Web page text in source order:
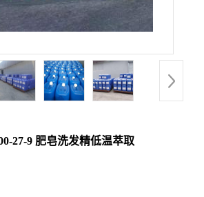
27-9 肥皂洗发精低温萃取